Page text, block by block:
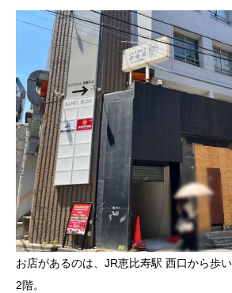
お店があるのは、JR恵比寿駅 西口から歩
2階。